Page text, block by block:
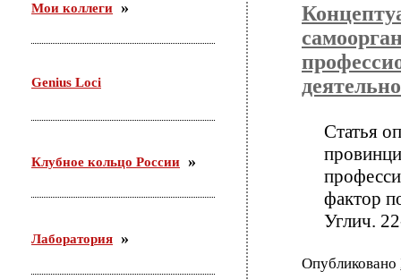
29 октября проводила семинар в Доме молодежи
Железнодорожного района г. Новосибирска. Тема:
«Актуальные подходы организации работы с
молодежью по месту жительства».
Мои коллеги
Genius Loci
Клубное кольцо России
Лаборатория
Статья
фактор
Углич.
Опубликовано